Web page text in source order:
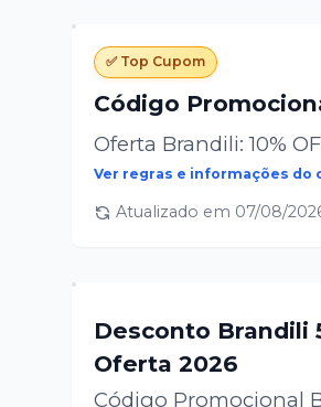
✅ Top Cupom
Código
Oferta Brandili: 10%
Ver regras e informações do
Atualizado em 07/08/
Desconto Brandili
Oferta 2026
Código Promocional